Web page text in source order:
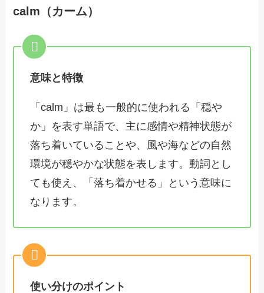
calm（カーム）
意味と特徴
「calm」は最も一般的に使われる「穏や
か」を表す単語で、主に感情や精神状態が
落ち着いていることや、風や海などの自然
環境が穏やかな状態を表します。動詞とし
ても使え、「落ち着かせる」という意味に
なります。
使い分けのポイント